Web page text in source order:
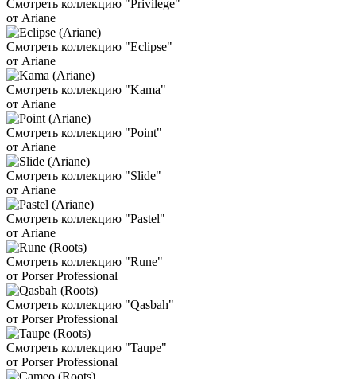
Смотреть коллекцию "Privilege"
от Ariane
Смотреть коллекцию "Eclipse"
от Ariane
Смотреть коллекцию "Kama"
от Ariane
Смотреть коллекцию "Point"
от Ariane
Смотреть коллекцию "Slide"
от Ariane
Смотреть коллекцию "Pastel"
от Ariane
Смотреть коллекцию "Rune"
от Porser Professional
Смотреть коллекцию "Qasbah"
от Porser Professional
Смотреть коллекцию "Taupe"
от Porser Professional